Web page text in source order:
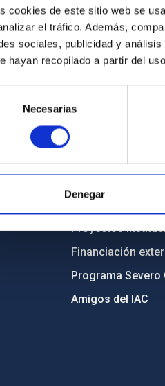
cookies de este sitio web se
el tráfico. Además,
sociales, publicidad y
hayan recopilado a partir del
Necesarias
Denegar
INFORMACIÓN
Legislación
Transparencia
Código ético y
Medio Ambiente y
Proyectos
Financiación
Programa Severo
Amigos del IAC